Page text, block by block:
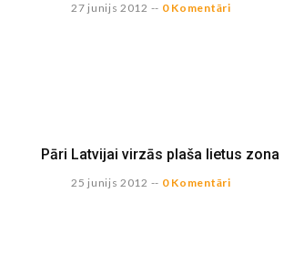
27 junijs 2012 -- 0 Komentāri
Pāri Latvijai virzās plaša lietus zona
25 junijs 2012 -- 0 Komentāri